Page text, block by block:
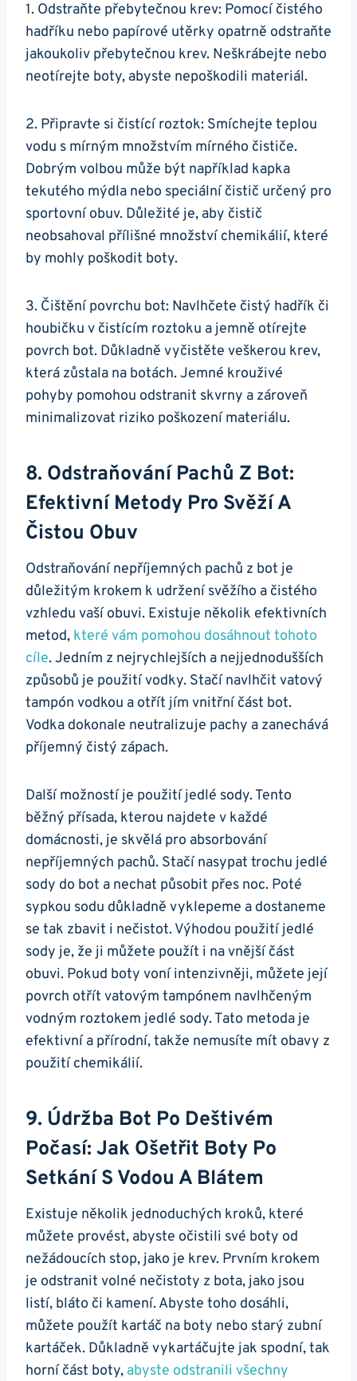
1.⁢ Odstraňte přebytečnou krev: Pomocí čistého
hadříku nebo papírové utěrky opatrně odstraňte
jakoukoliv přebytečnou krev. Neškrábejte nebo
neotírejte boty, abyste nepoškodili ​materiál.
2. Připravte si čistící roztok: Smíchejte teplou
vodu s mírným množstvím⁣ mírného čističe.
Dobrým volbou může být například kapka
tekutého mýdla nebo speciální čistič ​určený pro
sportovní obuv. Důležité je, aby ⁣čistič
neobsahoval přílišné množství chemikálií, které
‌by mohly poškodit boty.
3. Čištění povrchu bot: Navlhčete ‌čistý hadřík či
houbičku v čistícím roztoku a jemně otírejte
povrch bot. Důkladně ‍vyčistěte veškerou krev,
která zůstala na botách. Jemné krouživé
pohyby pomohou odstranit skvrny a zároveň‌
minimalizovat riziko poškození materiálu.
8. Odstraňování ‌pachů Z Bot:
Efektivní Metody ‌pro Svěží⁢ A
Čistou Obuv
Odstraňování nepříjemných pachů z ⁢bot je
⁣důležitým krokem k udržení svěžího a čistého
vzhledu vaší⁢ obuvi. Existuje několik efektivních
metod, které​ vám pomohou dosáhnout tohoto ​
cíle. Jedním z nejrychlejších a nejjednodušších
způsobů je použití vodky. Stačí navlhčit vatový
tampón vodkou a otřít jím vnitřní část bot.
Vodka dokonale neutralizuje pachy a zanechává
příjemný čistý zápach.​
Další možností je použití jedlé sody. Tento
běžný přísada, kterou najdete v každé
domácnosti, je skvělá pro ⁢absorbování
nepříjemných​ pachů. ​Stačí nasypat trochu jedlé
sody do bot a nechat působit přes noc. Poté
⁣sypkou sodu důkladně vyklepeme a dostaneme
se tak zbavit i⁢ nečistot. Výhodou použití jedlé
sody ⁢je, že ji můžete použít i na vnější část
obuvi. Pokud boty voní intenzivněji,⁤ můžete její
povrch otřít vatovým tampónem navlhčeným
vodným roztokem jedlé sody. ⁢Tato metoda je
efektivní a přírodní, takže nemusíte mít obavy‌ z
použití‌ chemikálií.
9. Údržba Bot Po Deštivém
Počasí: Jak⁤ Ošetřit Boty Po
Setkání​ S Vodou A Blátem
Existuje několik jednoduchých kroků, které
můžete provést, abyste očistili své boty od
nežádoucích stop, jako⁣ je⁢ krev. Prvním krokem
je odstranit ‍volné nečistoty z bota, jako​ jsou
listí, bláto či kamení. Abyste ​toho​ dosáhli,
můžete použít kartáč na boty nebo starý zubní
kartáček. Důkladně vykartáčujte jak spodní, tak
horní​ část boty, abyste odstranili všechny